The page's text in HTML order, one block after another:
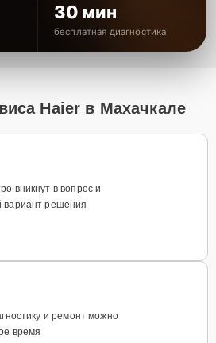
30 мин
бесплатная диагностика
Haier в Махачкале
вникнут в вопрос и
вариант решения
и ремонт можно
время